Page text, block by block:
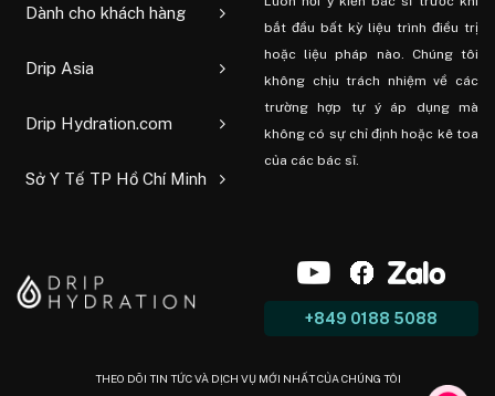
Dành cho khách hàng
Drip Asia
Drip Hydration.com
Sở Y Tế TP Hồ Chí Minh
bắt đầu bất kỳ liệu trình điều trị
hoặc liệu pháp nào. Chúng tôi
không chịu trách nhiệm về các
trường hợp tự ý áp dụng mà
không có sự chỉ định hoặc kê toa
của các bác sĩ.
+849 0188 5088
THEO DÕI TIN TỨC VÀ DỊCH VỤ MỚI NHẤT CỦA CHÚNG TÔI